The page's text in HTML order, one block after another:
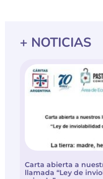
+ NOTICIAS
Carta abierta a
llamada “Ley de